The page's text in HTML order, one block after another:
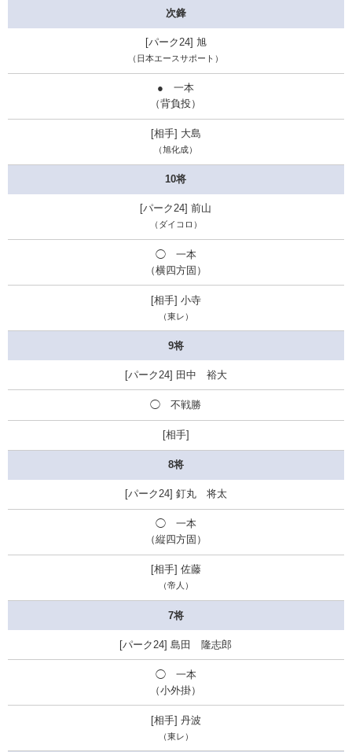
次鋒
旭
（日本エースサポート）
● 一本
（背負投）
大島
（旭化成）
10将
前山
（ダイコロ）
◯ 一本
（横四方固）
小寺
（東レ）
9将
田中 裕大
◯ 不戦勝
8将
釘丸 将太
◯ 一本
（縦四方固）
佐藤
（帝人）
7将
島田 隆志郎
◯ 一本
（小外掛）
丹波
（東レ）